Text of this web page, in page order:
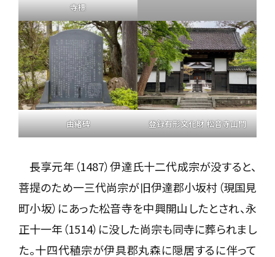
寺標
由緒碑 登録有形文化財 松音寺山門
長享元年（1487）伊達氏十二代成宗が没すると、
菩提のため一三代尚宗が旧伊達郡小坂村（現国見
町小坂）にあった松音寺を中興開山したとされ、永
正十一年（1514）に没した尚宗も同寺に葬られまし
た。十四代稙宗が伊具郡丸森に隠居するに伴って